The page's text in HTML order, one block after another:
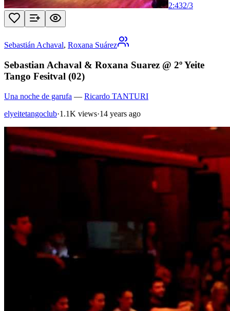
2:432/3
Sebastián Achaval, Roxana Suárez
Sebastian Achaval & Roxana Suarez @ 2º Yeite
Tango Fesitval (02)
Una noche de garufa — Ricardo TANTURI
elyeitetangoclub·1.1K views·14 years ago